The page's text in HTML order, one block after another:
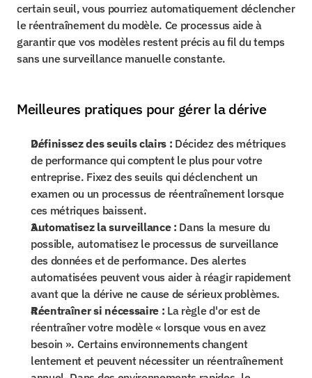
certain seuil, vous pourriez automatiquement déclencher
le réentraînement du modèle. Ce processus aide à
garantir que vos modèles restent précis au fil du temps
sans une surveillance manuelle constante.
Meilleures pratiques pour gérer la dérive
Définissez des seuils clairs : Décidez des métriques
de performance qui comptent le plus pour votre
entreprise. Fixez des seuils qui déclenchent un
examen ou un processus de réentraînement lorsque
ces métriques baissent.
Automatisez la surveillance : Dans la mesure du
possible, automatisez le processus de surveillance
des données et de performance. Des alertes
automatisées peuvent vous aider à réagir rapidement
avant que la dérive ne cause de sérieux problèmes.
Réentraîner si nécessaire : La règle d'or est de
réentraîner votre modèle « lorsque vous en avez
besoin ». Certains environnements changent
lentement et peuvent nécessiter un réentraînement